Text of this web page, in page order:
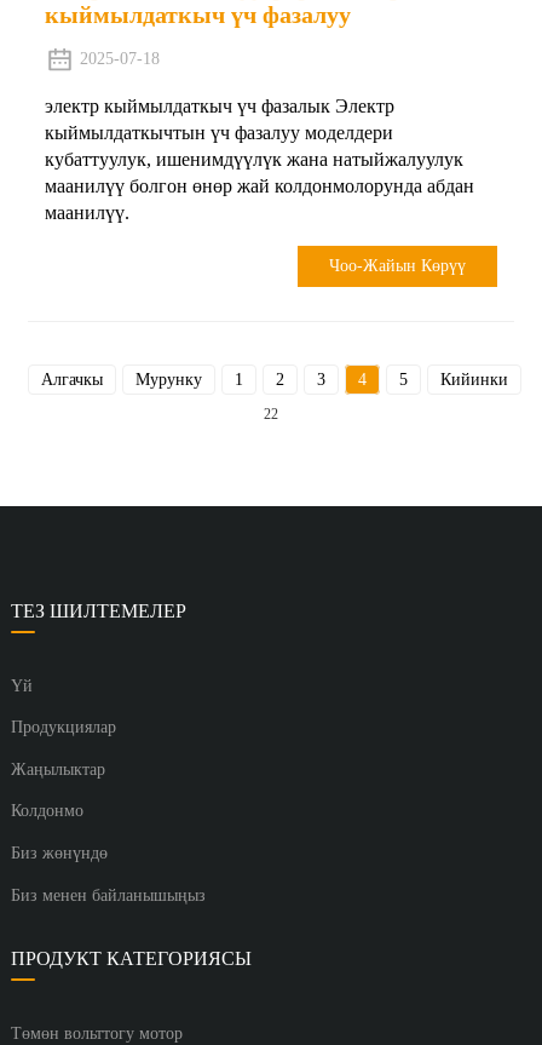
кыймылдаткыч үч фазалуу
2025-07-18
электр кыймылдаткыч үч фазалык Электр
кыймылдаткычтын үч фазалуу моделдери
кубаттуулук, ишенимдүүлүк жана натыйжалуулук
маанилүү болгон өнөр жай колдонмолорунда абдан
маанилүү.
Чоо-Жайын Көрүү
Алгачкы Мурунку 1 2 3 4 5 Кийинки
22
ТЕЗ ШИЛТЕМЕЛЕР
Үй
Продукциялар
Жаңылыктар
Колдонмо
Биз жөнүндө
Биз менен байланышыңыз
ПРОДУКТ КАТЕГОРИЯСЫ
Төмөн вольттогу мотор